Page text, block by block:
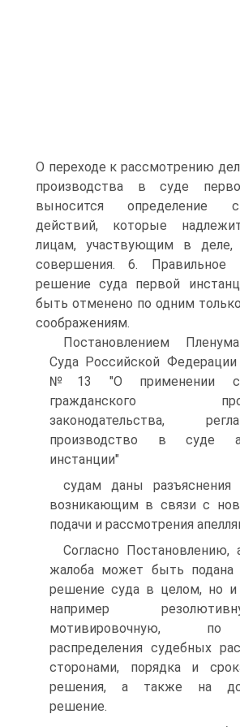
О переходе к рассмотрению
производства в суде
выносится определение
действий, которые
лицам, участвующим в
совершения. 6. Правильное
решение суда первой
быть отменено по одним
соображениям.
Постановлением
Суда Российской Федерации
№13 "О применении
гражданского
законодательства,
производство в суде
инстанции"
судам даны разъяснения
возникающим в связи с
подачи и рассмотрения
Согласно Постановлению,
жалоба может быть подана
решение суда в целом, но и
например
мотивировочную, по
распределения судебных
сторонами, порядка и
решения, а также на
решение.